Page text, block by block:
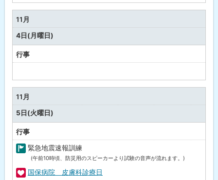
町
の
行
事
11月
4日(月曜日)
行事
定
な
し
11月
5日(火曜日)
行事
の
緊急地震速報訓練
(午前10時頃、防災用のスピーカーより試験の音声が流れます。)
国保病院 皮膚科診療日